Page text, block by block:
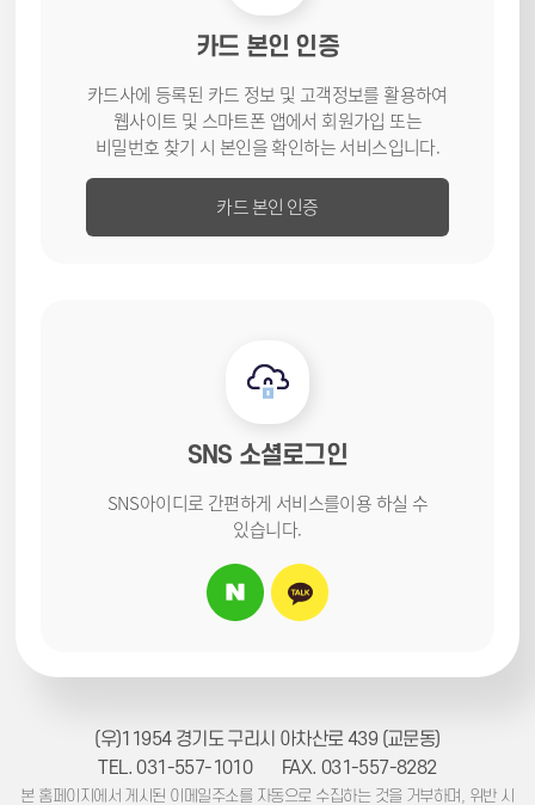
카드 본인 인증
카드사에 등록된 카드 정보 및 고객정보를 활용하여
웹사이트 및 스마트폰 앱에서 회원가입 또는
비밀번호 찾기 시 본인을 확인하는서비스입니다.
카드 본인 인증
SNS 소셜로그인
SNS아이디로 간편하게 서비스를이용 하실 수
있습니다.
(우)11954 경기도 구리시 아차산로 439 (교문동)
TEL. 031-557-1010
FAX. 031-557-8282
본 홈페이지에서 게시된 이메일주소를 자동으로 수집하는 것을 거부하며, 위반 시